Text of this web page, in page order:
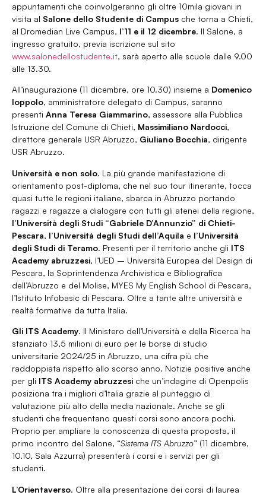
appuntamenti che coinvolgeranno gli oltre 10mila giovani in
visita al Salone dello Studente di Campus che torna a Chieti,
al Dromedian Live Campus, l’11 e il 12 dicembre. Il Salone, a
ingresso gratuito, previa iscrizione sul sito
www.salonedellostudente.it, sarà aperto alle scuole dalle 9.00
alle 13.30.
All’inaugurazione (11 dicembre, ore 10.30) insieme a Domenico
Ioppolo, amministratore delegato di Campus, saranno
presenti Anna Teresa Giammarino, assessore alla Pubblica
Istruzione del Comune di Chieti, Massimiliano Nardocci,
direttore generale USR Abruzzo, Giuliano Bocchia, dirigente
USR Abruzzo.
Università e non solo. La più grande manifestazione di
orientamento post-diploma, che nel suo tour itinerante, tocca
quasi tutte le regioni italiane, sbarca in Abruzzo portando
ragazzi e ragazze a dialogare con tutti gli atenei della regione,
l’Università degli Studi “Gabriele D’Annunzio” di Chieti-
Pescara, l’Università degli Studi dell’Aquila e l’Università
degli Studi di Teramo. Presenti per il territorio anche gli ITS
Academy abruzzesi, l’UED – Università Europea del Design di
Pescara, la Soprintendenza Archivistica e Bibliografica
dell’Abruzzo e del Molise, MYES My English School di Pescara,
l’Istituto Infobasic di Pescara. Oltre a tante altre università e
realtà formative da tutta Italia.
Gli ITS Academy. Il Ministero dell’Università e della Ricerca ha
stanziato 13,5 milioni di euro per le borse di studio
universitarie 2024/25 in Abruzzo, una cifra più che
raddoppiata rispetto allo scorso anno. Notizie positive anche
per gli ITS Academy abruzzesi che un’indagine di Openpolis
posiziona tra i migliori d’Italia grazie al punteggio di
valutazione più alto della media nazionale. Anche se gli
studenti che frequentano questi corsi sono ancora pochi.
Proprio per ampliare la conoscenza di questa proposta, il
primo incontro del Salone, “Sistema ITS Abruzzo” (11 dicembre,
10.10, Sala Azzurra) presenterà i corsi e i servizi per gli
studenti.
L’Orientaverso. Oltre alla presentazione dei corsi di laurea